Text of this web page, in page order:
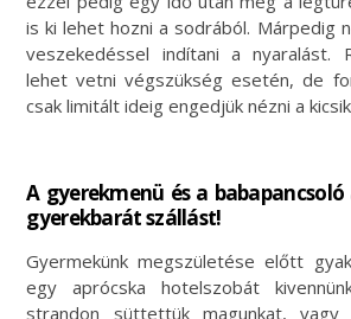
is ki lehet hozni a sodrából. Márpedig
veszekedéssel indítani a nyaralást.
lehet vetni végszükség esetén, de
csak limitált ideig engedjük nézni a
A gyerekmenü és a
gyerekbarát szállást!
Gyermekünk megszületése előtt
egy aprócska hotelszobát
strandon süttettük magunkat,